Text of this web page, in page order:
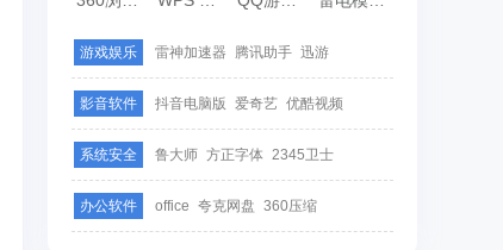
游戏娱乐 雷神加速器 腾讯助手 迅游
影音软件 抖音电脑版 爱奇艺 优酷视频
系统安全 鲁大师 方正字体 2345卫士
办公软件 office 夸克网盘 360压缩